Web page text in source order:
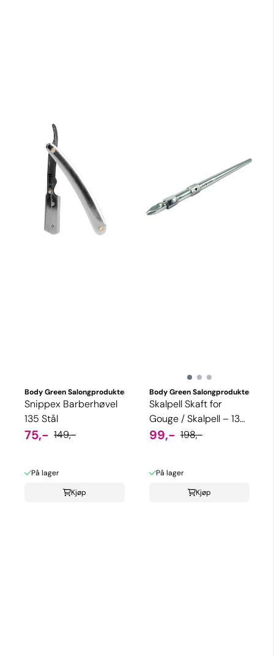
Body Green Salongprodukter
Snippex Barberhøvel
135 Stål
75,- 149,-
På lager
Kjøp
Body Green Salongprodukter
Skalpell Skaft for
Gouge / Skalpell – 13
cm Lang
99,- 198,-
På lager
Kjøp